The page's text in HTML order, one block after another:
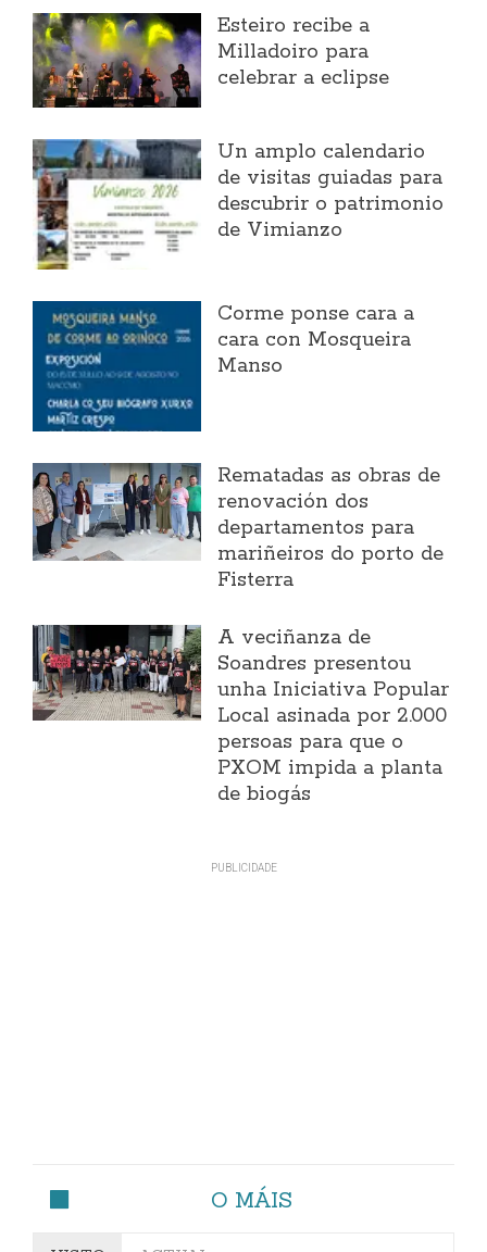
Esteiro recibe a
Milladoiro para
celebrar a eclipse
Un amplo calendario
de visitas guiadas para
descubrir o patrimonio
de Vimianzo
Corme ponse cara a
cara con Mosqueira
Manso
Rematadas as obras de
renovación dos
departamentos para
mariñeiros do porto de
Fisterra
A veciñanza de
Soandres presentou
unha Iniciativa Popular
Local asinada por 2.000
persoas para que o
PXOM impida a planta
de biogás
O MÁIS